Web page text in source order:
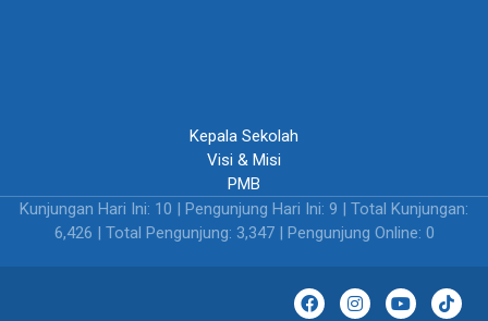
Kepala Sekolah
Visi & Misi
PMB
Kunjungan Hari Ini: 10 | Pengunjung Hari Ini: 9 | Total Kunjungan:
6,426 | Total Pengunjung: 3,347 | Pengunjung Online: 0